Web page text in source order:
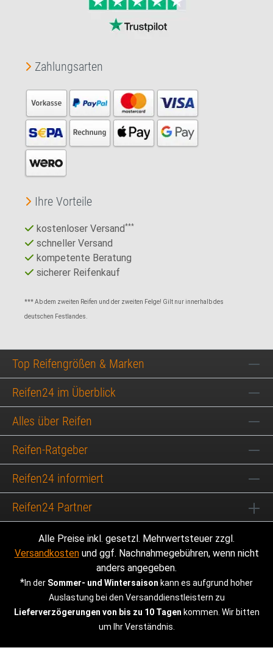
Zahlungsarten
Ihre Vorteile
kostenloser Versand***
schneller Versand
kompetente Beratung
sicherer Reifenkauf
*** Ab dem zweiten Reifen und der zweiten Felge! Gilt nur innerhalb des
deutschen Festlandes.
Top Reifengrößen & Marken
Reifen24 im Überblick
Alles über Reifen
Reifen-Ratgeber
Reifen24 informiert
Reifen24 Partner
Alle Preise inkl. gesetzl. Mehrwertsteuer zzgl.
Versandkostenund ggf. Nachnahmegebühren, wenn nicht
anders angegeben.
*In der Sommer- und Wintersaison kann es aufgrund hoher
Auslastung bei den Versanddienstleistern zu
Lieferverzögerungen von bis zu 10 Tagen kommen. Wir bitten
um Ihr Verständnis.